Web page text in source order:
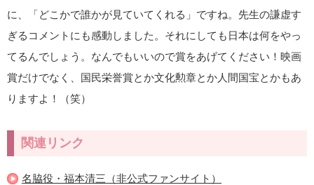
に、「どこかで誰かが見ていてくれる」ですね。先生の謙虚す
ぎるコメントにも感動しました。それにしても日本は何をやっ
てるんでしょう。なんでもいいので賞をあげてください！映画
賞だけでなく、国民栄誉賞とか文化勲章とか人間国宝とかもあ
りますよ！（笑）
関連リンク
名脇役・福本清三（非公式ファンサイト）